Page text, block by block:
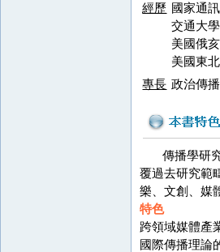
經歷 國家通
交通大
美國俄
美國東
專長 政治傳
傳播學研究
覆過去研究範
樂、文創、媒
特色
跨領域媒體產
國際傳播理論